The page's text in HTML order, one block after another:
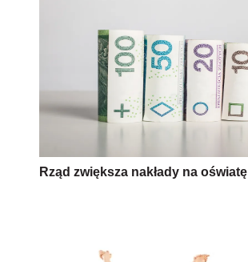
Rząd zwiększa nakłady na oświatę